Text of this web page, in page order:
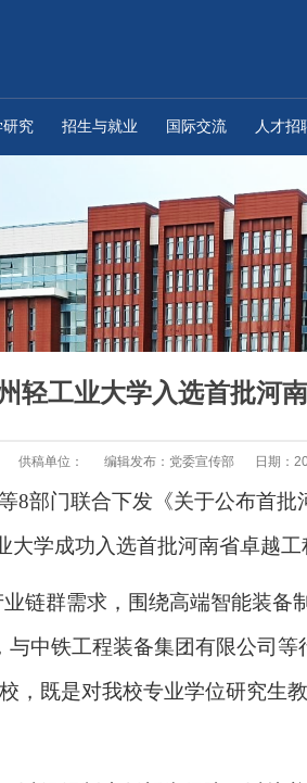
研究 招生与就业 国际交流 人才招
轻工业大学入选首批河
供稿单位： 编辑发布：党委宣传部 日期：
8部门联合下发《关于公布首
学成功入选首批河南省卓越工
链群需求，围绕高端智能装
中铁工程装备集团有限公司
，既是对我校专业学位研究生